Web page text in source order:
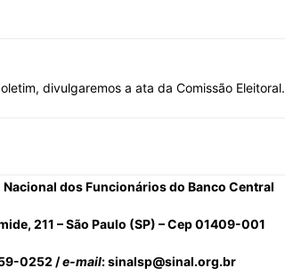
divulgaremos a ata da Comissão Eleitoral.
Nacional dos Funcionários do Banco Central
211 – São Paulo (SP) – Cep 01409-001
0252 /e-mail: sinalsp@sinal.org.br